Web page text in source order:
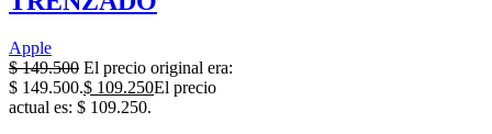
Apple
$149.500 El precio original era:
$ 149.500.$ 109.250El precio
actual es: $ 109.250.